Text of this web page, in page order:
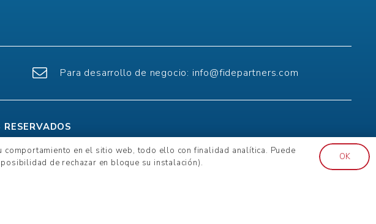
Para desarrollo de negocio: info@fidepartners.com
y Condiciones – GDPR
+ Modern Slavery Statement – Environmental policy
en el sitio web, todo ello con finalidad analítica. Puede
de rechazar en bloque su instalación).
OK